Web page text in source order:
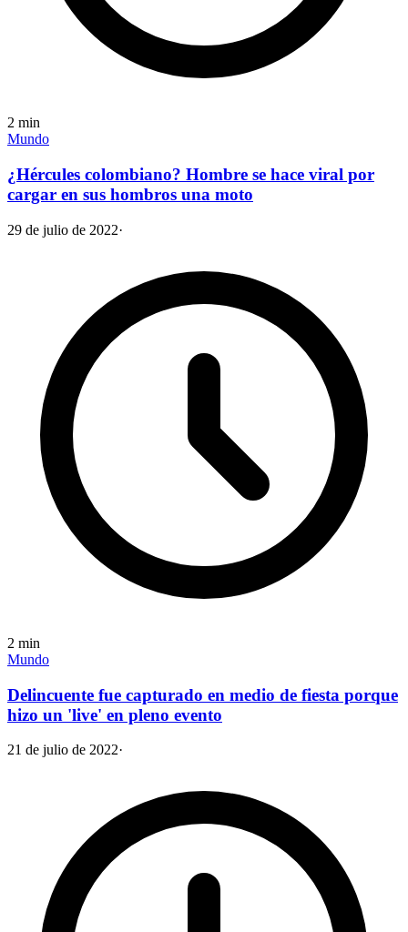
2 min
Mundo
¿Hércules colombiano? Hombre se hace viral por
cargar en sus hombros una moto
29 de julio de 2022·
2 min
Mundo
Delincuente fue capturado en medio de fiesta porque
hizo un 'live' en pleno evento
21 de julio de 2022·